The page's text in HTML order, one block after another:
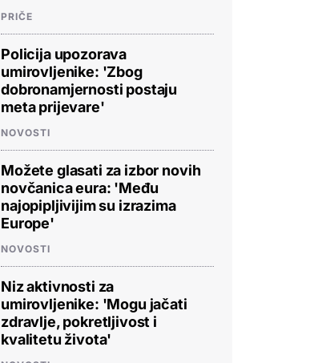
PRIČE
Policija upozorava
umirovljenike: 'Zbog
dobronamjernosti postaju
meta prijevare'
NOVOSTI
Možete glasati za izbor novih
novčanica eura: 'Među
najopipljivijim su izrazima
Europe'
NOVOSTI
Niz aktivnosti za
umirovljenike: 'Mogu jačati
zdravlje, pokretljivost i
kvalitetu života'